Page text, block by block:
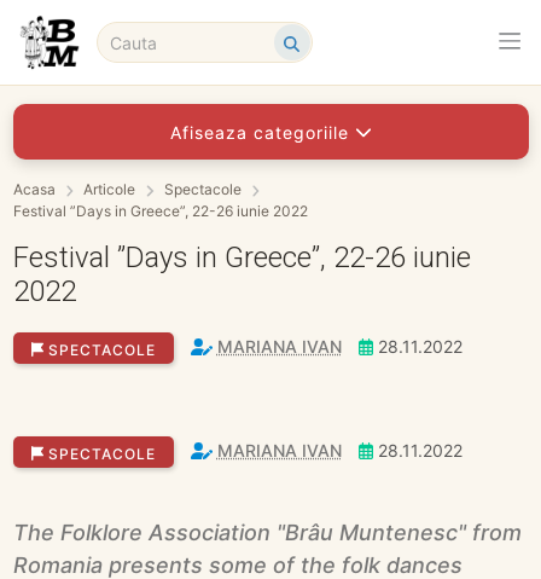
Afiseaza categoriile
Acasa Articole
Spectacole
Festival ”Days in Greece”, 22-26 iunie 2022
Festival ”Days in Greece”, 22-26 iunie
2022
SPECTACOLE MARIANA IVAN 28.11.2022
SPECTACOLE MARIANA IVAN 28.11.2022
The Folklore Association "Brâu Muntenesc" from
Romania presents some of the folk dances